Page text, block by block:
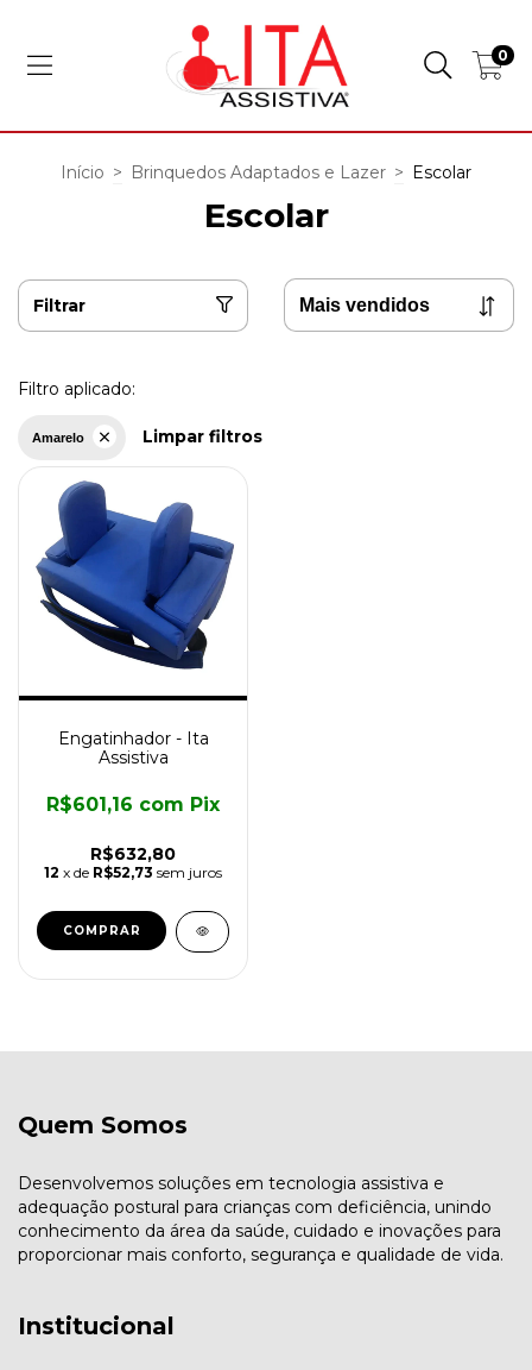
0
Início > Brinquedos Adaptados e Lazer > Escolar
Escolar
Filtrar
Filtro aplicado:
Amarelo Limpar filtros
Engatinhador - Ita
Assistiva
R$632,80
R$601,16 com Pix
12 x de R$52,73 sem juros
COMPRAR
Quem Somos
Desenvolvemos soluções em tecnologia assistiva e
adequação postural para crianças com deficiência, unindo
conhecimento da área da saúde, cuidado e inovações para
proporcionar mais conforto, segurança e qualidade de vida.
Institucional